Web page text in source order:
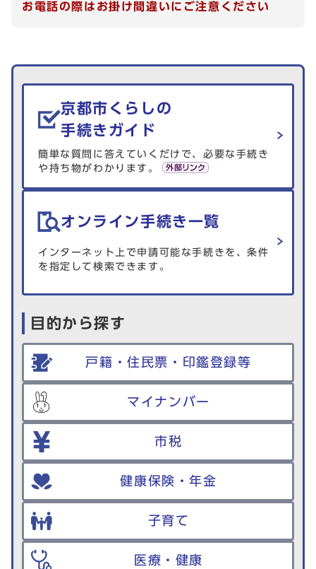
お電話の際はお掛け間違いにご注意ください
生活情報を探す
京都市くらしの
手続きガイド
簡単な質問に答えていくだけで、必要な手続き
や持ち物がわかります。
オンライン手続き一覧
インターネット上で申請可能な手続きを、条件
を指定して検索できます。
目的から探す
戸籍・住民票・印鑑登録等
マイナンバー
市税
健康保険・年金
子育て
医療・健康